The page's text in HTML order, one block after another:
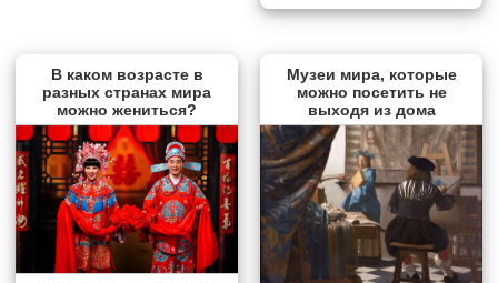
В каком возрасте в
разных странах мира
можно жениться?
Музеи мира, которые
можно посетить не
выходя из дома